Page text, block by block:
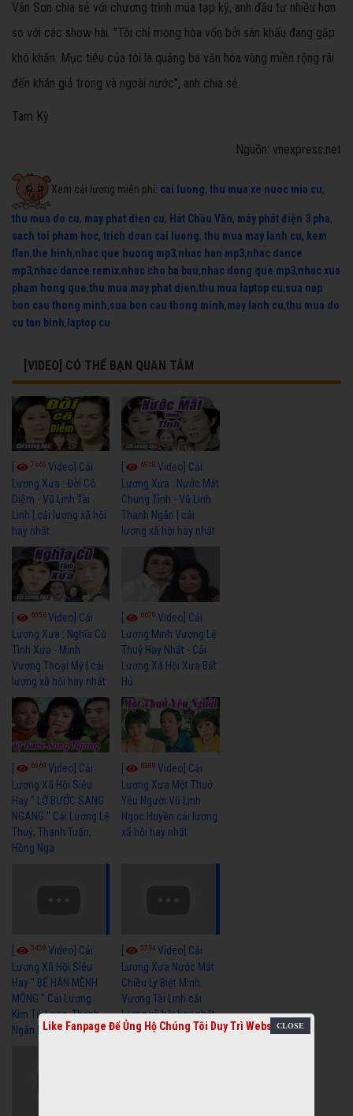
Vân Sơn chia sẻ với chương trình múa tạp kỹ, anh đầu tư nhiều hơn
so với các show hài. "Tôi chỉ mong hòa vốn bởi sân khấu đang gặp
khó khăn. Mục tiêu của tôi là quảng bá văn hóa vùng miền rộng rãi
đến khán giả trong và ngoài nước", anh chia sẻ.
Tam Kỳ
Nguồn: vnexpress.net
Xem cải lương miễn phí: cai luong, thu mua xe nuoc mia cu,
thu mua do cu, may phat dien cu, Hát Chầu Văn, máy phát điện 3 pha,
sach toi pham hoc, trich doan cai luong, thu mua may lanh cu, kem
flan,the hinh,nhac que huong mp3,nhac han mp3,nhac dance
mp3,nhac dance remix,nhac cho ba bau,nhac dong que mp3,nhac xua
pham hong que,thu mua may phat dien,thu mua laptop cu,sua nap
bon cau thong minh,sua bon cau thong minh,may lanh cu,thu mua do
cu tan binh, laptop cu
[VIDEO] CÓ THỂ BẠN QUAN TÂM
7665 Video] Cải
Lương Xưa : Đời Cô
Diễm - Vũ Linh Tài
Linh | cải lương xã hội
hay nhất
6918Video] Cải
Lương Xưa : Nước Mắt
Chung Tình - Vũ Linh
Thanh Ngân | cải
lương xã hội hay nhất
6056Video] Cải
Lương Xưa : Nghĩa Cũ
Tình Xưa - Minh
Vương Thoại Mỹ | cải
lương xã hội hay nhất
6679Video] Cải
Lương Minh Vương Lệ
Thuỷ Hay Nhất - Cải
Lương Xã Hội Xưa Bất
Hủ
6969 Video] Cải
Lương Xã Hội Siêu
Hay " LỠ BƯỚC SANG
NGANG " Cải Lương Lệ
Thuỷ, Thanh Tuấn,
Hồng Nga
6389Video] Cải
Lương Xưa Một Thuở
Yêu Người Vũ Linh
Ngọc Huyền cải lương
xã hội hay nhất
5459 Video] Cải
Lương Xã Hội Siêu
Hay " BỂ HẬN MÊNH
MÔNG " Cải Lương
Kim Tử Long, Thanh
Ngân Hay Nhất
5734Video] Cải
Lương Xưa Nước Mắt
Chiều Ly Biệt Minh
Vương Tài Linh cải
lương xã hội hay nhất
Like Fanpage Để Ủng Hộ Chúng Tôi Duy Trì Website